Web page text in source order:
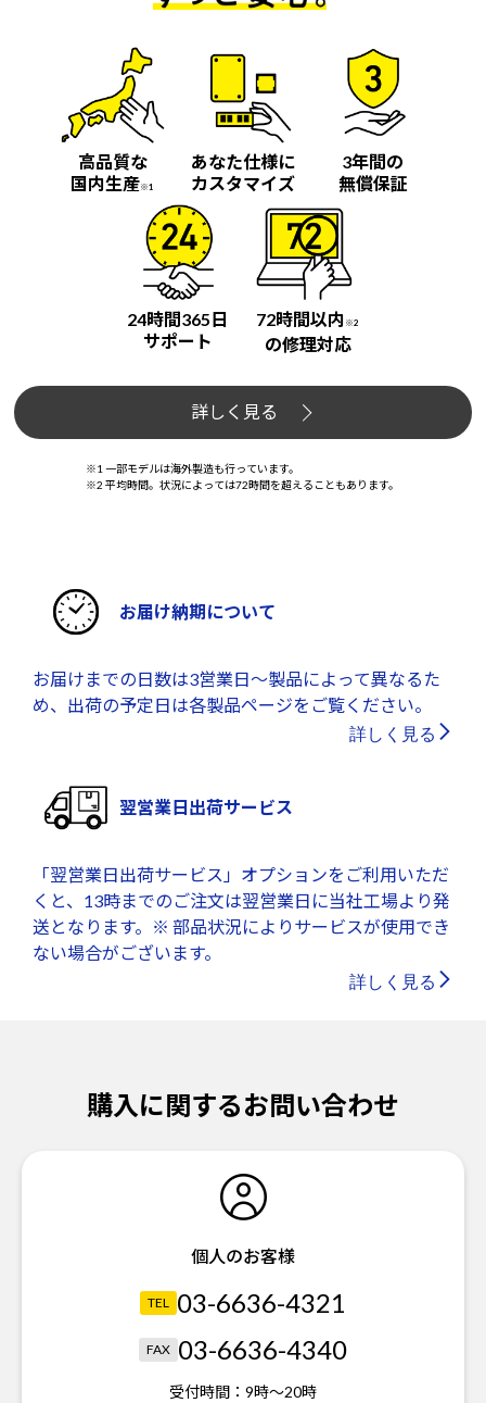
高品質な
国内生産※1
あなた仕様に
カスタマイズ
3年間の
無償保証
24時間365日
サポート
72時間以内 ※2
の修理対応
詳しく見る
※1 一部モデルは海外製造も行っています。
※2 平均時間。状況によっては72時間を超えることもあります。
お届け納期について
お届けまでの日数は3営業日～製品によって異なるた
め、出荷の予定日は各製品ページをご覧ください。
詳しく見る
翌営業日出荷サービス
「翌営業日出荷サービス」オプションをご利用いただ
くと、13時までのご注文は翌営業日に当社工場より発
送となります。※ 部品状況によりサービスが使用でき
ない場合がございます。
詳しく見る
購入に関するお問い合わせ
個人のお客様
TEL 03-6636-4321
FAX 03-6636-4340
受付時間： 9時～20時